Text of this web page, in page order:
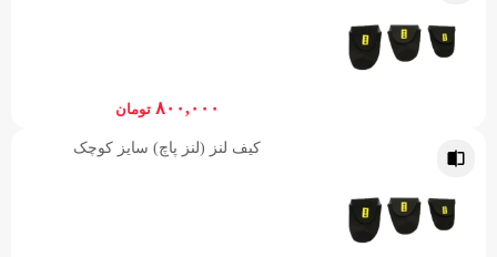
۸۰۰,۰۰۰ تومان
کیف لنز (لنز پاچ) سایز کوچک